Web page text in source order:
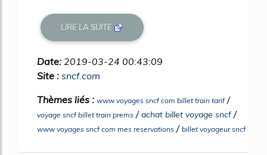
LIRE LA SUITE
Date: 2019-03-24 00:43:09
Site : sncf.com
Thèmes liés : www voyages sncf com billet train tarif/
voyage sncf billet train prems /achat billet voyage sncf /
www voyages sncf com mes reservations / billet voyageur sncf